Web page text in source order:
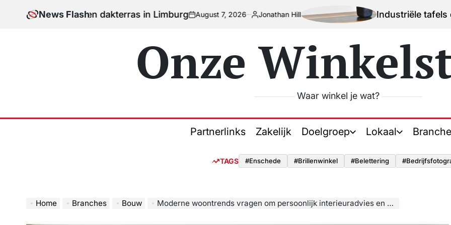
News Flash
balkon en dakterras in Limburg on
August 7, 2026
Posted
Jonathan Hill Industriële tafels en stoelen
Onze
Waar winkel je wat?
Partnerlinks Zakelijk Doelgroep Lokaal
TAGS #enschede #brillenwinkel #belettering
Home Branches Bouw Moderne woontrends vragen om persoonlijk interieuradvies en maatwerk